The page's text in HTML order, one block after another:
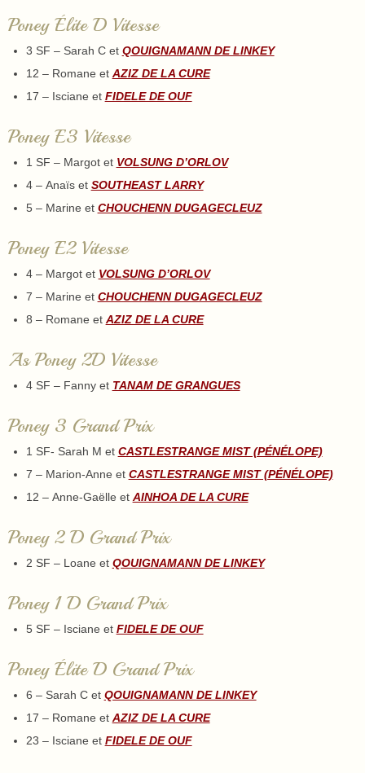
Poney Élite D Vitesse
3 SF – Sarah C et QOUIGNAMANN DE LINKEY
12 – Romane et AZIZ DE LA CURE
17 – Isciane et FIDELE DE OUF
Poney E3 Vitesse
1 SF – Margot et VOLSUNG D’ORLOV
4 – Anaïs et SOUTHEAST LARRY
5 – Marine et CHOUCHENN DUGAGECLEUZ
Poney E2 Vitesse
4 – Margot et VOLSUNG D’ORLOV
7 – Marine et CHOUCHENN DUGAGECLEUZ
8 – Romane et AZIZ DE LA CURE
As Poney 2D Vitesse
4 SF – Fanny et TANAM DE GRANGUES
Poney 3 Grand Prix
1 SF- Sarah M et CASTLESTRANGE MIST (PÉNÉLOPE)
7 – Marion-Anne et CASTLESTRANGE MIST (PÉNÉLOPE)
12 – Anne-Gaëlle et AINHOA DE LA CURE
Poney 2 D Grand Prix
2 SF – Loane et QOUIGNAMANN DE LINKEY
Poney 1 D Grand Prix
5 SF – Isciane et FIDELE DE OUF
Poney Élite D Grand Prix
6 – Sarah C et QOUIGNAMANN DE LINKEY
17 – Romane et AZIZ DE LA CURE
23 – Isciane et FIDELE DE OUF